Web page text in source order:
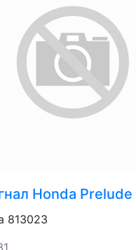
Honda Prelude
813023